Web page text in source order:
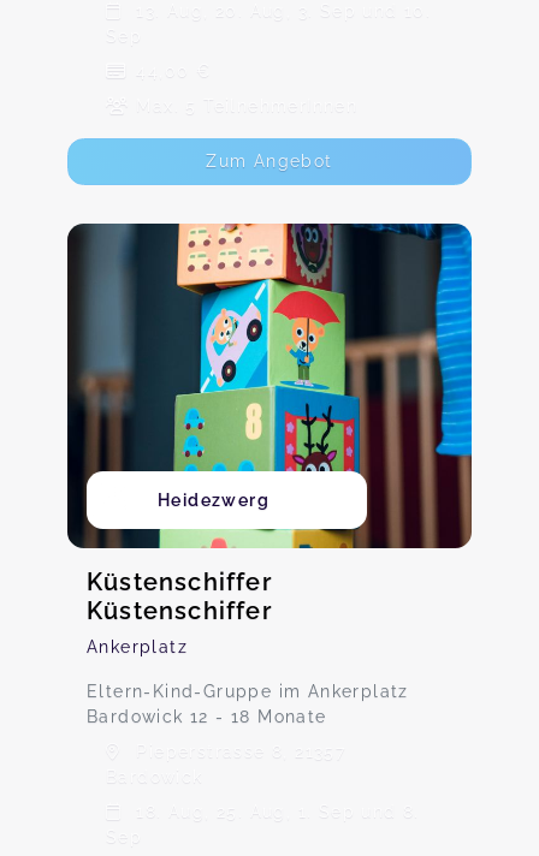
13. Aug, 20. Aug, 3. Sep und 10.
Sep
44,00 €
Max. 5 TeilnehmerInnen
Zum Angebot
Heidezwerg
Küstenschiffer
Küstenschiffer
Ankerplatz
Eltern-Kind-Gruppe im Ankerplatz
Bardowick 12 - 18 Monate
Pieperstrasse 8, 21357
18. Aug, 25. Aug, 1. Sep und 8.
Sep